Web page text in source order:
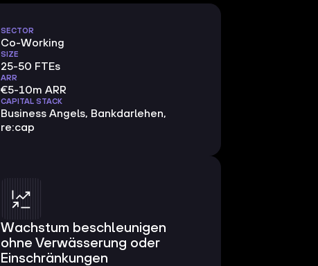
SECTOR
Co-Working
SIZE
25-50 FTEs
ARR
€5-10m ARR
CAPITAL STACK
Business Angels, Bankdarlehen,
re:cap
Wachstum beschleunigen
ohne Verwässerung oder
Einschränkungen